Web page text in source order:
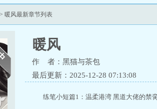
> 暖风最新章节列表
暖风
作 者：黑猫与茶包
最后更新：2025-12-28 07:13:08
练笔小短篇1：温柔港湾 黑道大佬的禁